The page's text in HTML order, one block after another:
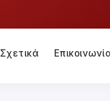
Σχετικά